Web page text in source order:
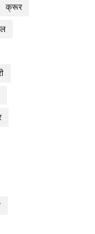
क्रूर